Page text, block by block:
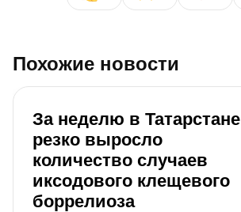
Похожие новости
За неделю в Татарстане
резко выросло
количество случаев
иксодового клещевого
боррелиоза